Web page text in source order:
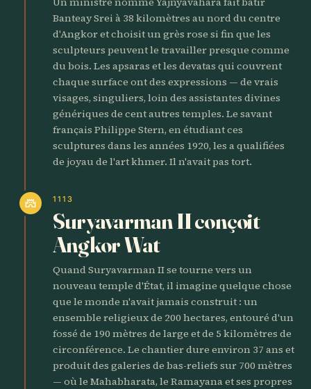
Banteay Srei à 38 kilomètres au nord du centre
d'Angkor et choisit un grès rose si fin que les
sculpteurs peuvent le travailler presque comme
du bois. Les apsaras et les devatas qui couvrent
chaque surface ont des expressions — de vrais
visages, singuliers, loin des assistantes divines
génériques de cent autres temples. Le savant
français Philippe Stern, en étudiant ces
sculptures dans les années 1920, les a qualifiées
de joyau de l'art khmer. Il n'avait pas tort.
castle 1113
Suryavarman II conçoit
Angkor Wat
Quand Suryavarman II se tourne vers un
nouveau temple d'État, il imagine quelque chose
que le monde n'avait jamais construit : un
ensemble religieux de 200 hectares, entouré d'un
fossé de 190 mètres de large et de 5 kilomètres de
circonférence. Le chantier dure environ 37 ans et
produit des galeries de bas-reliefs sur 700 mètres
— où le Mahabharata, le Ramayana et ses propres